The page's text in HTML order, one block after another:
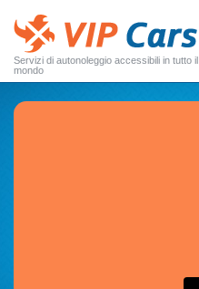
Servizi di autonoleggio accessibili in tutto il
mondo